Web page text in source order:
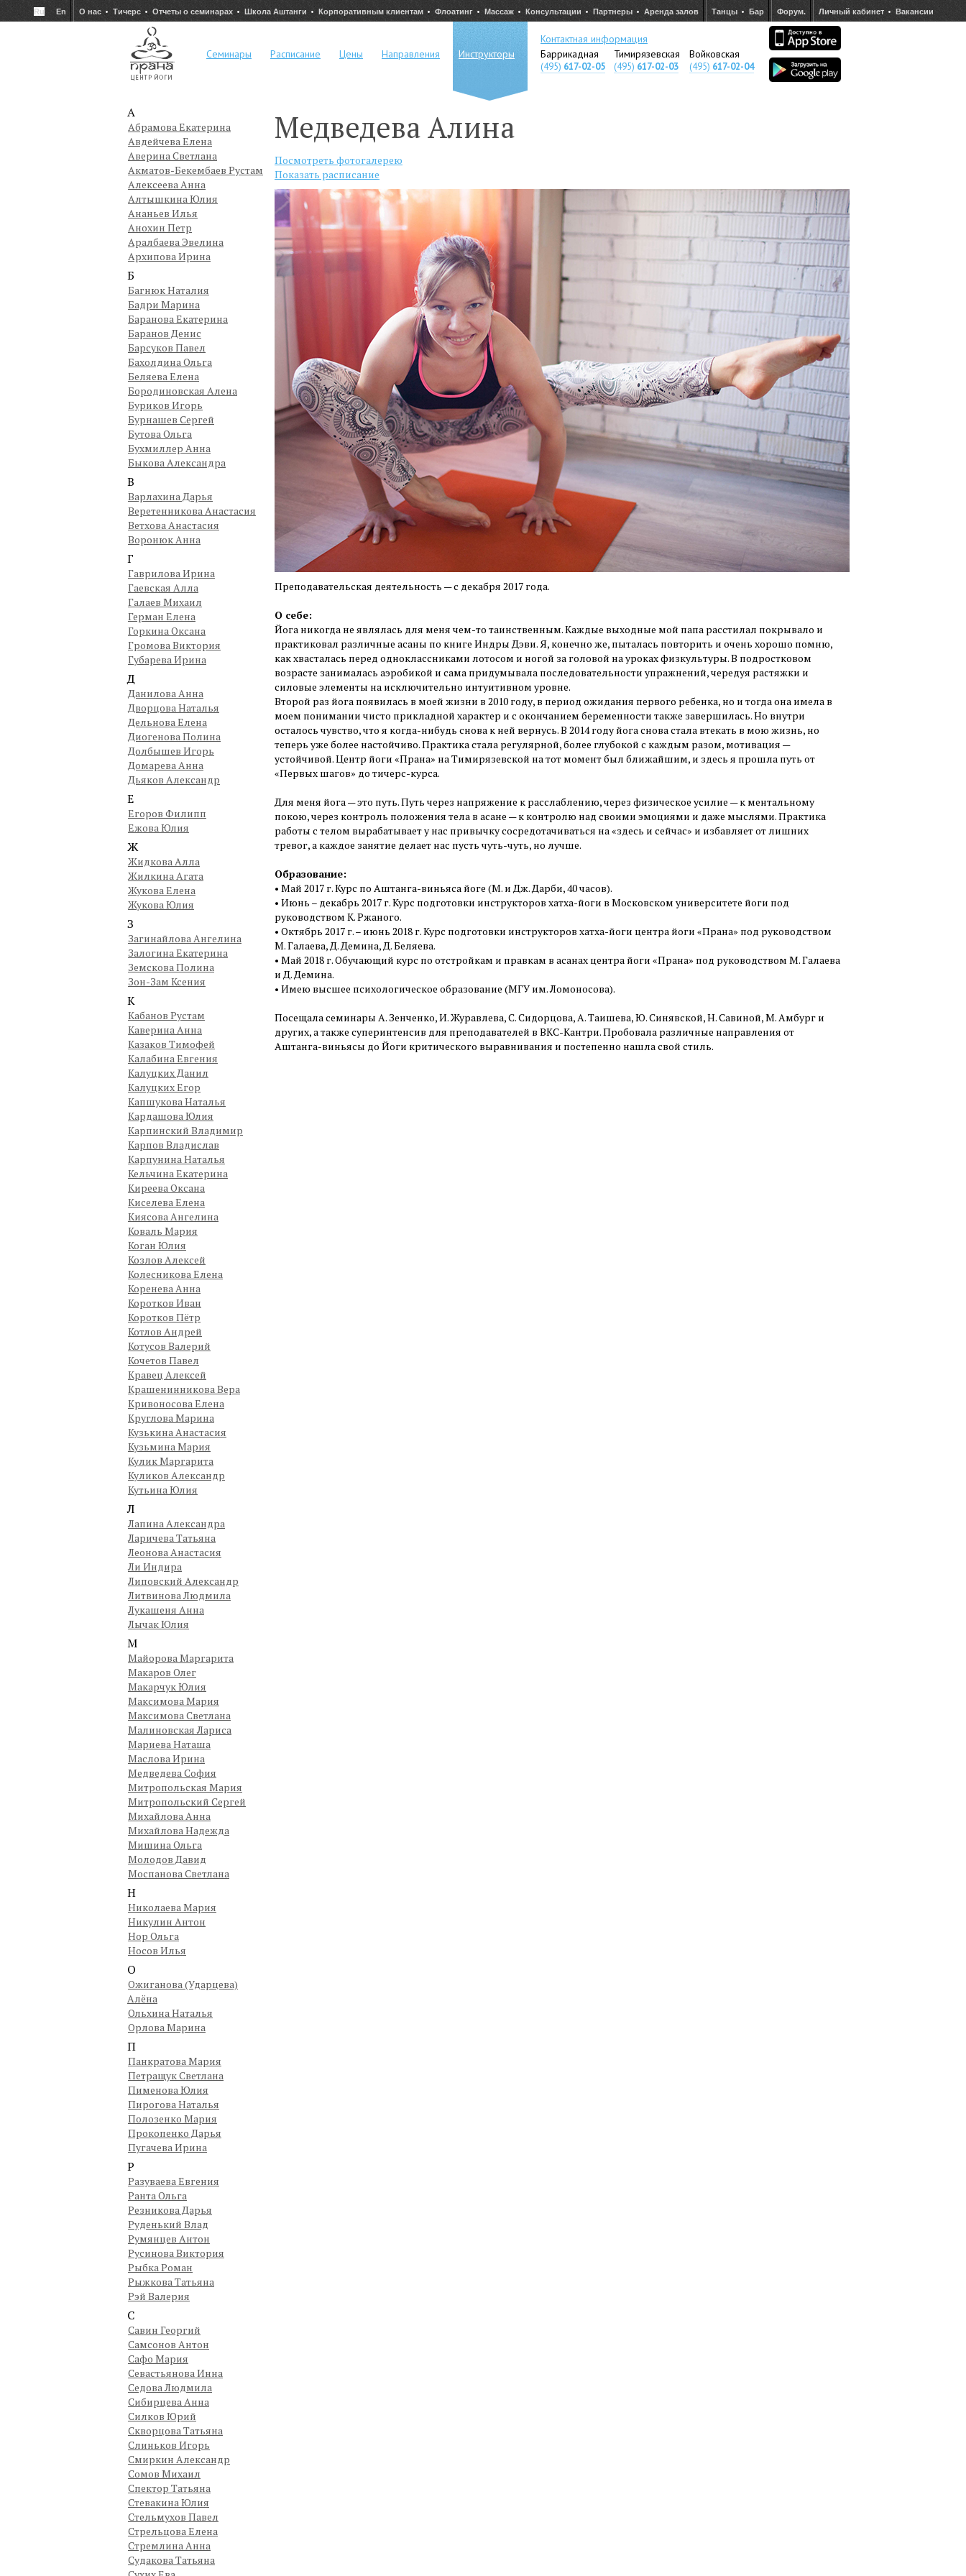
Ru En О нас Тичерс Отчеты о семинарах Школа Аштанги Корпоративным клиентам Флоатинг Массаж Консультации Партнеры Аренда залов Танцы Бар Форум. Личный кабинет Вакансии
Семинары Расписание Цены Направления Инструкторы
Контактная информация
Баррикадная
Тимирязевская Войковская
(495) 617-02-05 (495) 617-02-03 (495) 617-02-04
А
Абрамова Екатерина
Авдейчева Елена
Аверина Светлана
Акматов-Бекембаев Рустам
Алексеева Анна
Алтышкина Юлия
Ананьев Илья
Анохин Петр
Аралбаева Эвелина
Архипова Ирина
Б
Багнюк Наталия
Бадри Марина
Баранова Екатерина
Баранов Денис
Барсуков Павел
Бахолдина Ольга
Беляева Елена
Бородиновская Алена
Буриков Игорь
Бурнашев Сергей
Бутова Ольга
Бухмиллер Анна
Быкова Александра
В
Варлахина Дарья
Веретенникова Анастасия
Ветхова Анастасия
Воронюк Анна
Г
Гаврилова Ирина
Гаевская Алла
Галаев Михаил
Герман Елена
Горкина Оксана
Громова Виктория
Губарева Ирина
Д
Данилова Анна
Дворцова Наталья
Дельнова Елена
Диогенова Полина
Долбышев Игорь
Домарева Анна
Дьяков Александр
Е
Егоров Филипп
Ежова Юлия
Ж
Жидкова Алла
Жилкина Агата
Жукова Елена
Жукова Юлия
З
Загинайлова Ангелина
Залогина Екатерина
Земскова Полина
Зон-Зам Ксения
К
Кабанов Рустам
Каверина Анна
Казаков Тимофей
Калабина Евгения
Калуцких Данил
Калуцких Егор
Капшукова Наталья
Кардашова Юлия
Карпинский Владимир
Карпов Владислав
Карпунина Наталья
Кельчина Екатерина
Киреева Оксана
Киселева Елена
Киясова Ангелина
Коваль Мария
Коган Юлия
Козлов Алексей
Колесникова Елена
Коренева Анна
Коротков Иван
Коротков Пётр
Котлов Андрей
Котусов Валерий
Кочетов Павел
Кравец Алексей
Крашенинникова Вера
Кривоносова Елена
Круглова Марина
Кузькина Анастасия
Кузьмина Мария
Кулик Маргарита
Куликов Александр
Кутьина Юлия
Л
Лапина Александра
Ларичева Татьяна
Леонова Анастасия
Ли Индира
Липовский Александр
Литвинова Людмила
Лукашеня Анна
Лычак Юлия
М
Майорова Маргарита
Макаров Олег
Макарчук Юлия
Максимова Мария
Максимова Светлана
Малиновская Лариса
Мариева Наташа
Маслова Ирина
Медведева София
Митропольская Мария
Митропольский Сергей
Михайлова Анна
Михайлова Надежда
Мишина Ольга
Молодов Давид
Моспанова Светлана
Н
Николаева Мария
Никулин Антон
Нор Ольга
Носов Илья
О
Ожиганова (Ударцева)
Алёна
Ольхина Наталья
Орлова Марина
П
Панкратова Мария
Петращук Светлана
Пименова Юлия
Пирогова Наталья
Полозенко Мария
Прокопенко Дарья
Пугачева Ирина
Р
Разуваева Евгения
Ранта Ольга
Резникова Дарья
Руденький Влад
Румянцев Антон
Русинова Виктория
Рыбка Роман
Рыжкова Татьяна
Рэй Валерия
С
Савин Георгий
Самсонов Антон
Сафо Мария
Севастьянова Инна
Седова Людмила
Сибирцева Анна
Силков Юрий
Скворцова Татьяна
Слиньков Игорь
Смиркин Александр
Сомов Михаил
Спектор Татьяна
Стевакина Юлия
Стельмухов Павел
Стрельцова Елена
Стремлина Анна
Судакова Татьяна
Медведева Алина
Посмотреть фотогалерею
Показать расписание
Преподавательская деятельность — с декабря 2017 года.
О себе:
Йога никогда не являлась для меня чем-то таинственным. Каждые выходные мой папа расстилал покрывало и
практиковал различные асаны по книге Индры Дэви. Я, конечно же, пыталась повторить и очень хорошо помню,
как хвасталась перед одноклассниками лотосом и ногой за головой на уроках физкультуры. В подростковом
возрасте занималась аэробикой и сама придумывала последовательности упражнений, чередуя растяжки и
силовые элементы на исключительно интуитивном уровне.
Второй раз йога появилась в моей жизни в 2010 году, в период ожидания первого ребенка, но и тогда она имела в
моем понимании чисто прикладной характер и с окончанием беременности также завершилась. Но внутри
осталось чувство, что я когда-нибудь снова к ней вернусь. В 2014 году йога снова стала втекать в мою жизнь, но
теперь уже более настойчиво. Практика стала регулярной, более глубокой с каждым разом, мотивация —
устойчивой. Центр йоги «Прана» на Тимирязевской на тот момент был ближайшим, и здесь я прошла путь от
«Первых шагов» до тичерс-курса.
Для меня йога — это путь. Путь через напряжение к расслаблению, через физическое усилие — к ментальному
покою, через контроль положения тела в асане — к контролю над своими эмоциями и даже мыслями. Практика
работы с телом вырабатывает у нас привычку сосредотачиваться на «здесь и сейчас» и избавляет от лишних
тревог, а каждое занятие делает нас пусть чуть-чуть, но лучше.
Образование:
• Май 2017 г. Курс по Аштанга-виньяса йоге (М. и Дж. Дарби, 40 часов).
• Июнь – декабрь 2017 г. Курс подготовки инструкторов хатха-йоги в Московском университете йоги под
руководством К. Ржаного.
• Октябрь 2017 г. – июнь 2018 г. Курс подготовки инструкторов хатха-йоги центра йоги «Прана» под руководством
М. Галаева, Д. Демина, Д. Беляева.
• Май 2018 г. Обучающий курс по отстройкам и правкам в асанах центра йоги «Прана» под руководством М. Галаева
и Д. Демина.
• Имею высшее психологическое образование (МГУ им. Ломоносова).
Посещала семинары А. Зенченко, И. Журавлева, С. Сидорцова, А. Таишева, Ю. Синявской, Н. Савиной, М. Амбург и
других, а также суперинтенсив для преподавателей в ВКС-Кантри. Пробовала различные направления от
Аштанга-виньясы до Йоги критического выравнивания и постепенно нашла свой стиль.